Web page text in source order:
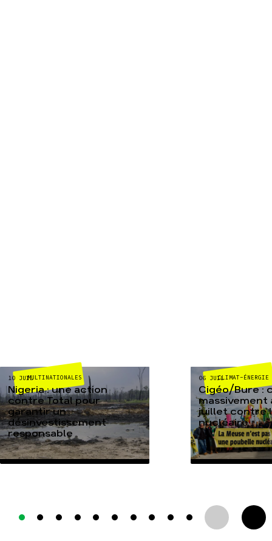
MULTINATIONALES
10 JUIL
Nigeria : une action
contre Total pour
garantir un
désinvestissement
responsable
CLIMAT-ÉNERGIE
06 JUIL
Cigéo/Bure :
massivement
juillet contre
nucléaire